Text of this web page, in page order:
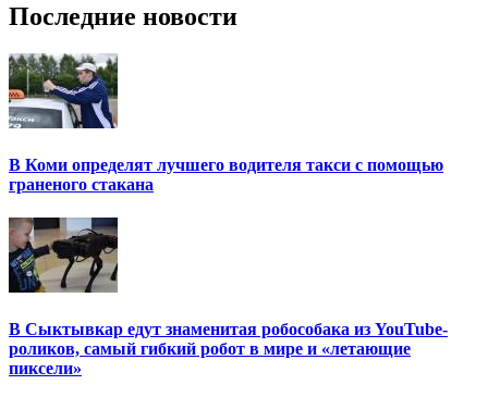
Последние новости
В Коми определят лучшего водителя такси с помощью
граненого стакана
В Сыктывкар едут знаменитая робособака из YouTube-
роликов, самый гибкий робот в мире и «летающие
пиксели»